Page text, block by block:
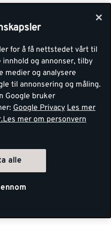
for å få nettstedet vårt til
og annonser, tilby
medier og analysere
til annonsering og måling.
Google bruker
Google Privacy Les mer
Les mer om personvern
alle